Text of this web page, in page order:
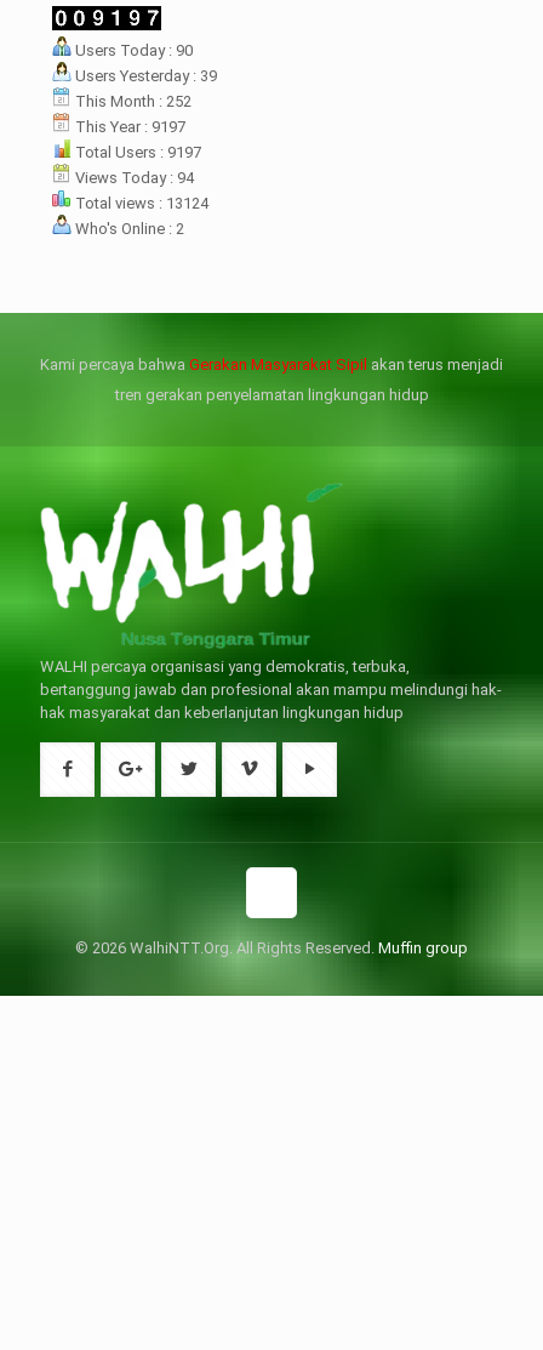
Users Today : 90
Users Yesterday : 39
This Month : 252
This Year : 9197
Total Users : 9197
Views Today : 94
Total views : 13124
Who's Online : 2
Desak
masyarakat dua desa
bukan merupakan
pertama ke
ATR/ BPN. Warga
kunjungan kali ini membuat
ATR/BPN
penyelesaian
agraria di desa mereka.
壯陽藥台灣購物
情感來說不管是ED患者自己還
性生活肯定都是非常不滿意的，
而鋼, 因此只要了解避免了以上禁
症，現有的臨床經驗來看，在醫
題的。
犀利士壯陽藥線上購買
康、動脈血管健康，使心臟動泵
窄，從而引起器質性勃起功能障
（陽痿）。犀利士的副作用類
，所以亦會加重犀利士副作用症
Kami percaya bahwa Gerakan Masyarakat Sipil akan terus menjadi
tren gerakan penyelamatan lingkungan hidup
WALHI percaya organisasi yang demokratis, terbuka,
bertanggung jawab dan profesional akan mampu melindungi hak-
hak masyarakat dan keberlanjutan lingkungan hidup
© 2026 WalhiNTT.Org. All Rights Reserved. Muffin group